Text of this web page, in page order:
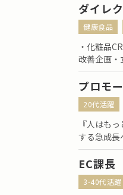
ダイレ
健康食品
・化粧品
改善企画
プロモ
20代活躍
『人はも
する急成
EC課長
3-40代活躍